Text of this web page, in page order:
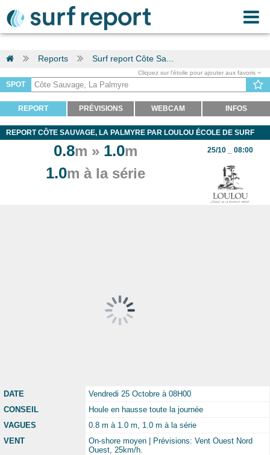
Reports Surf report Côte Sa...
Cliquez sur l'étoile pour ajouter aux favoris
SPOT
REPORT PRÉVISIONS WEBCAM INFOS
REPORT CÔTE SAUVAGE, LA PALMYRE PAR LOULOU ÉCOLE DE SURF
0.8m » 1.0m
1.0m à la série
25/10 _ 08:00
DATE
Vendredi 25 Octobre à 08H00
CONSEIL
Houle en hausse toute la journée
VAGUES
0.8 m à 1.0 m, 1.0 m à la série
VENT
On-shore moyen | Prévisions: Vent Ouest Nord
Ouest, 25km/h.